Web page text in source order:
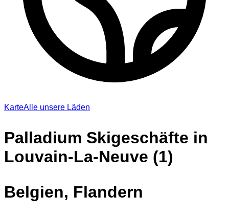
KarteAlle unsere Läden
Palladium Skigeschäfte in
Louvain-La-Neuve (1)
Belgien, Flandern